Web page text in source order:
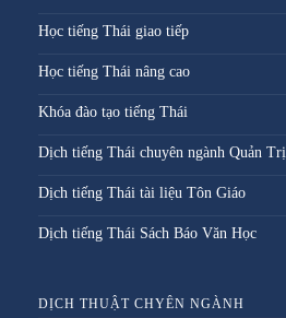
Học tiếng Thái giao tiếp
Học tiếng Thái nâng cao
Khóa đào tạo tiếng Thái
Dịch tiếng Thái chuyên ngành Quản Trị
Dịch tiếng Thái tài liệu Tôn Giáo
Dịch tiếng Thái Sách Báo Văn Học
DỊCH THUẬT CHYÊN NGÀNH